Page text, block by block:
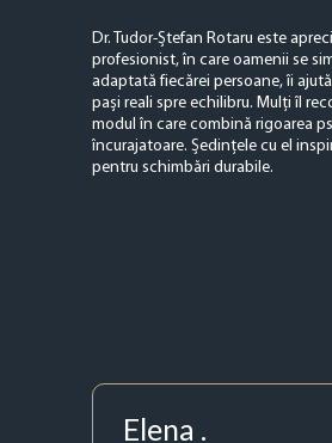
Dr. Tudor-Ștefan Rotaru este
profesionist, în care oamenii se
adaptată fiecărei persoane, îi
pași reali spre echilibru. Mulți îl
modul în care combină rigoarea
încurajatoare. Ședințele cu el
pentru schimbări durabile.
Elena .